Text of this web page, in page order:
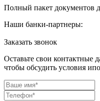
Полный пакет документов
Наши банки-партнеры:
Заказать звонок
Оставьте свои контактные
чтобы обсудить условия